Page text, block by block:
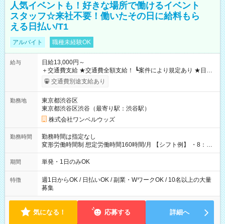
人気イベントも！好きな場所で働けるイベント
スタッフ☆来社不要！働いたその日に給料もら
える日払い/T1
アルバイト 職種未経験OK
給与
日給13,000円～
＋交通費支給 ★交通費全額支給！ ┗案件により規定あり ★日払
いOK！（規定あり） ┗働いたその日に現金GET♪ お仕事後はコ
ンビニATMから 日払い分を引き落とせます！ 【試用期間】試
交通費別途支給あり
勤務地
東京都渋谷区
東京都渋谷区渋谷（最寄り駅：渋谷駅）
株式会社ワンベルウッズ
勤務時間
勤務時間は指定なし
変形労働時間制 想定労働時間160時間/月 【シフト例】 ・8：00
～21：00
期間 単発・1日のみOK
特徴
週1日からOK / 日払いOK / 副業・WワークOK / 10名以上の大量
募集
気になる！ 応募する 詳細へ